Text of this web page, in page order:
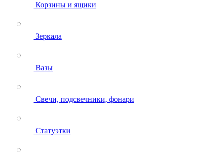
Корзины и ящики
Зеркала
Вазы
Свечи, подсвечники, фонари
Статуэтки